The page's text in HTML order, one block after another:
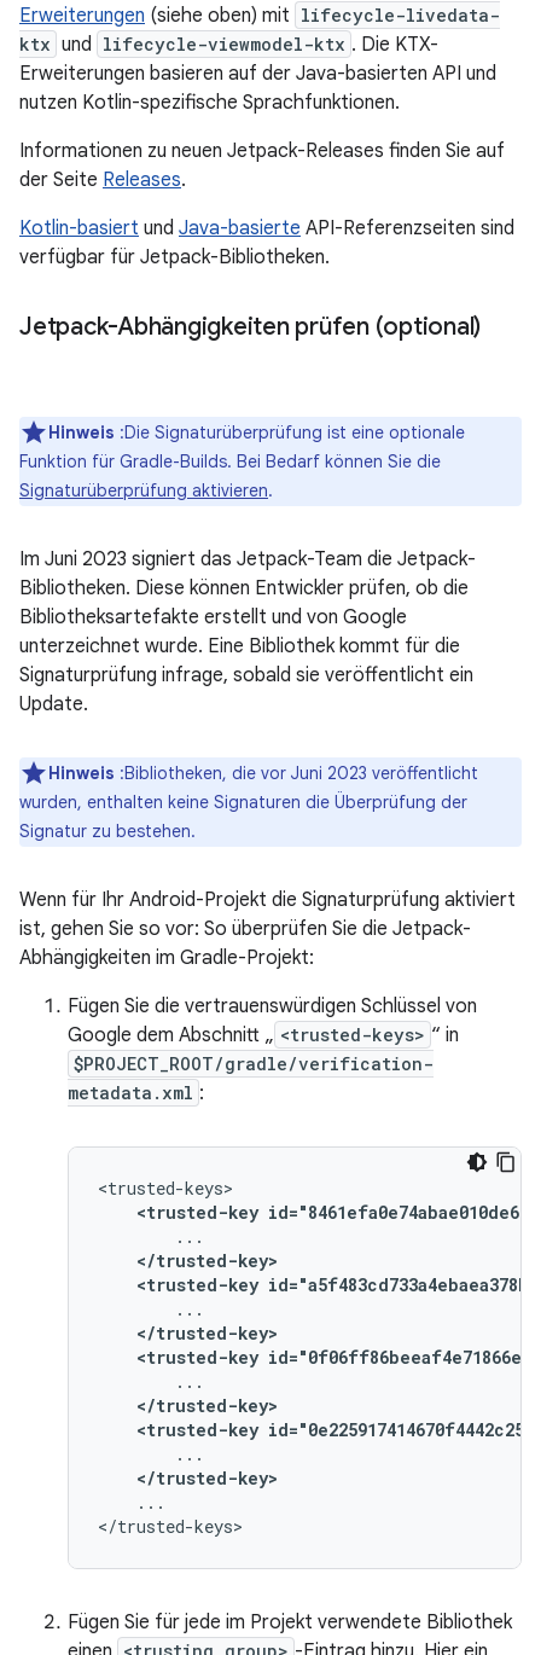
Erweiterungen (siehe oben) mit lifecycle-livedata-
ktx und lifecycle-viewmodel-ktx . Die KTX-
Erweiterungen basieren auf der Java-basierten API und
nutzen Kotlin-spezifische Sprachfunktionen.
Informationen zu neuen Jetpack-Releases finden Sie auf
der Seite Releases.
Kotlin-basiert und Java-basierte API-Referenzseiten sind
verfügbar für Jetpack-Bibliotheken.
Jetpack-Abhängigkeiten prüfen (optional)
Hinweis :Die Signaturüberprüfung ist eine optionale
Funktion für Gradle-Builds. Bei Bedarf können Sie die
Signaturüberprüfung aktivieren.
Im Juni 2023 signiert das Jetpack-Team die Jetpack-
Bibliotheken. Diese können Entwickler prüfen, ob die
Bibliotheksartefakte erstellt und von Google
unterzeichnet wurde. Eine Bibliothek kommt für die
Signaturprüfung infrage, sobald sie veröffentlicht ein
Update.
Hinweis :Bibliotheken, die vor Juni 2023 veröffentlicht
wurden, enthalten keine Signaturen die Überprüfung der
Signatur zu bestehen.
Wenn für Ihr Android-Projekt die Signaturprüfung aktiviert
ist, gehen Sie so vor: So überprüfen Sie die Jetpack-
Abhängigkeiten im Gradle-Projekt:
Fügen Sie die vertrauenswürdigen Schlüssel von
Google dem Abschnitt „ <trusted-keys> “ in
$PROJECT_ROOT/gradle/verification-
metadata.xml :
<trusted-key
</trusted-key>
<trusted-key
</trusted-key>
<trusted-key
</trusted-key>
<trusted-key
</trusted-key>
...
Fügen Sie für jede im Projekt verwendete Bibliothek